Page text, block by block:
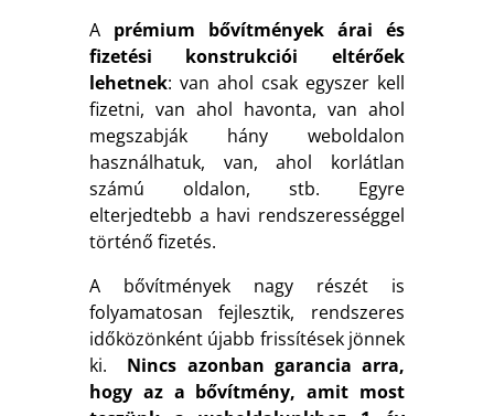
A prémium bővítmények árai és
fizetési konstrukciói eltérőek
lehetnek: van ahol csak egyszer kell
fizetni, van ahol havonta, van ahol
megszabják hány weboldalon
használhatuk, van, ahol korlátlan
számú oldalon, stb. Egyre
elterjedtebb a havi rendszerességgel
történő fizetés.
A bővítmények nagy részét is
folyamatosan fejlesztik, rendszeres
időközönként újabb frissítések jönnek
ki. Nincs azonban garancia arra,
hogy az a bővítmény, amit most